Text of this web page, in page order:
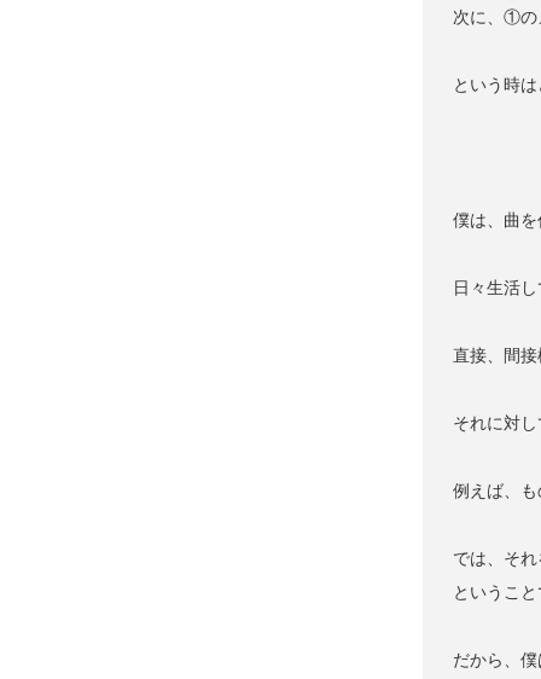
次に、①の
という時
僕は、曲
日々生活
直接、間
それに対
例えば、
では、そ
というこ
だから、